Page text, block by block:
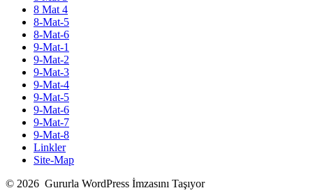
8 Mat 4
8-Mat-5
8-Mat-6
9-Mat-1
9-Mat-2
9-Mat-3
9-Mat-4
9-Mat-5
9-Mat-6
9-Mat-7
9-Mat-8
Linkler
Site-Map
© 2026 Gururla WordPress İmzasını Taşıyor